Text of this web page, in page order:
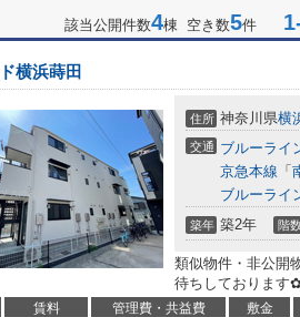
該当公開件数4棟 空き数5件
横浜蒔田
住所 神奈川県横
交通 ブルーライ
京急本線 「
ブルーライ
築年 築2年 階
類似物件・非公開
待ちしております
賃料 管理費・共益費 敷金